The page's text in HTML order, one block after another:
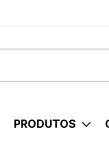
PRODUTOS